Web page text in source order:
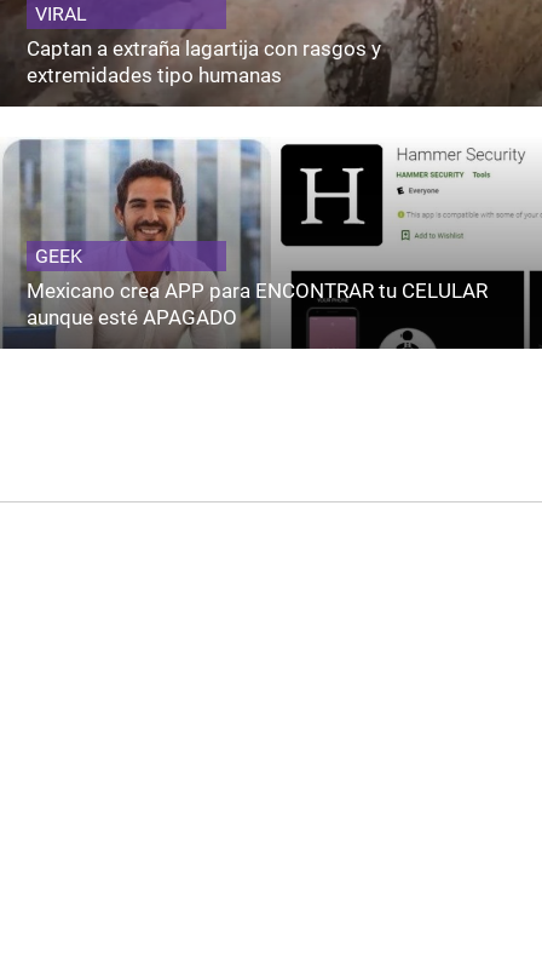
VIRAL
Captan a extraña lagartija con rasgos y
extremidades tipo humanas
GEEK
Mexicano crea APP para ENCONTRAR tu CELULAR
aunque esté APAGADO